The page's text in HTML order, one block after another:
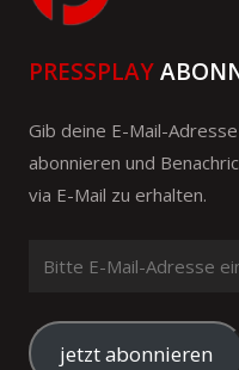
PRESSPLAY
Gib deine E-Mail-
abonnieren und
via E-Mail zu erhalten.
Mail-
Adressejetzt abonnieren